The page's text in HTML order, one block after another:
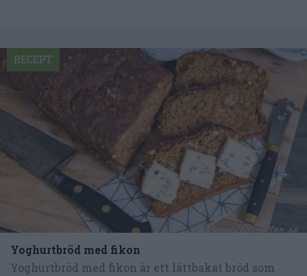
Yoghurtbröd med fikon
Yoghurtbröd med fikon är ett lättbakat bröd som
RECEPT